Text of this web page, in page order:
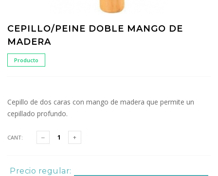
CEPILLO/PEINE DOBLE MANGO DE
MADERA
Producto
Cepillo de dos caras con mango de madera que permite un
cepillado profundo.
CANT:
Precio regular: